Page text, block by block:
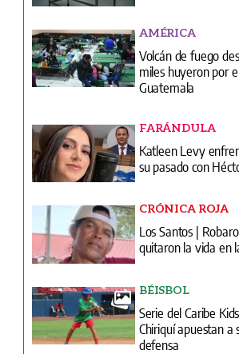
AMÉRICA
Volcán de fuego
miles huyeron por
Guatemala
FARÁNDULA
Katleen Levy
su pasado con
CRÓNICA ROJA
Los Santos |
quitaron la vida en
BÉISBOL
Serie del Caribe
Chiriquí apuestan a
defensa